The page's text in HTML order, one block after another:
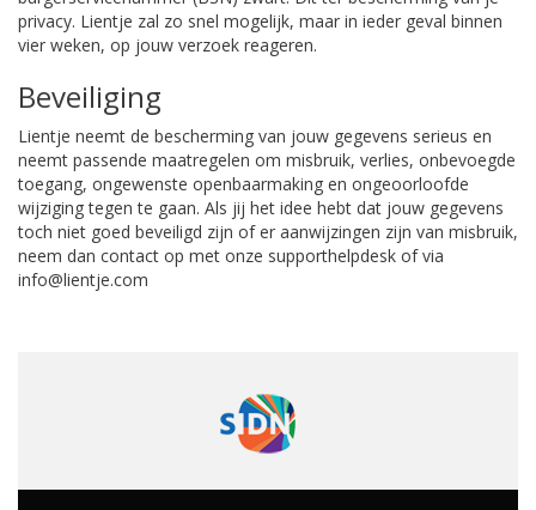
privacy. Lientje zal zo snel mogelijk, maar in ieder geval binnen
vier weken, op jouw verzoek reageren.
Beveiliging
Lientje neemt de bescherming van jouw gegevens serieus en
neemt passende maatregelen om misbruik, verlies, onbevoegde
toegang, ongewenste openbaarmaking en ongeoorloofde
wijziging tegen te gaan. Als jij het idee hebt dat jouw gegevens
toch niet goed beveiligd zijn of er aanwijzingen zijn van misbruik,
neem dan contact op met onze supporthelpdesk of via
info@lientje.com